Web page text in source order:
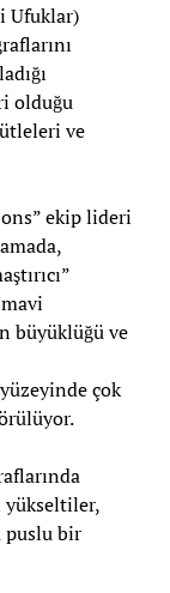
Ufuklar)
olduğu
ve
ekip lideri
büyüklüğü ve
çok
yükseltiler,
puslu bir